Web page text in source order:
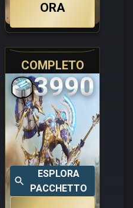
ORA
COMPLETO
3990
ESPLORA
PACCHETTO